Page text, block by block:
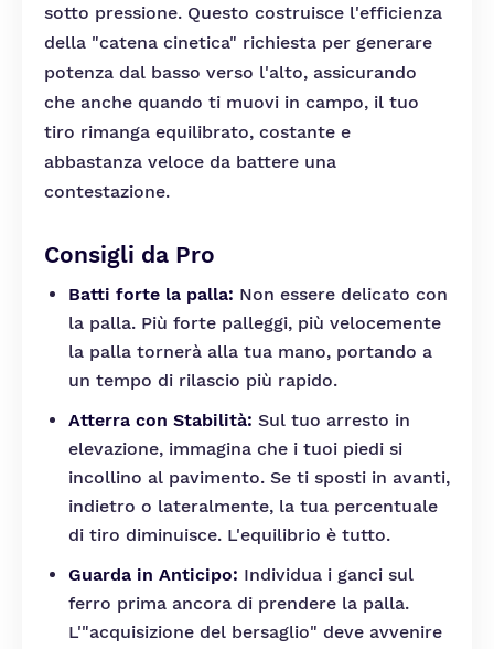
sotto pressione. Questo costruisce l'efficienza
della "catena cinetica" richiesta per generare
potenza dal basso verso l'alto, assicurando
che anche quando ti muovi in campo, il tuo
tiro rimanga equilibrato, costante e
abbastanza veloce da battere una
contestazione.
Consigli da Pro
Batti forte la palla: Non essere delicato con
la palla. Più forte palleggi, più velocemente
la palla tornerà alla tua mano, portando a
un tempo di rilascio più rapido.
Atterra con Stabilità: Sul tuo arresto in
elevazione, immagina che i tuoi piedi si
incollino al pavimento. Se ti sposti in avanti,
indietro o lateralmente, la tua percentuale
di tiro diminuisce. L'equilibrio è tutto.
Guarda in Anticipo: Individua i ganci sul
ferro prima ancora di prendere la palla.
L'"acquisizione del bersaglio" deve avvenire